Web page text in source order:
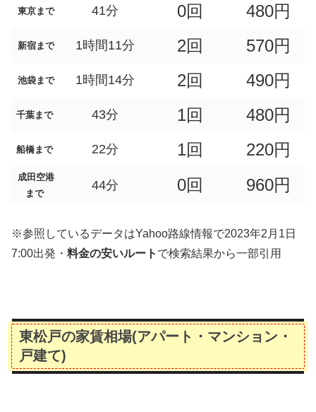
東京まで 41分 0回 480円
新宿まで 1時間11分 2回 570円
池袋まで 1時間14分 2回 490円
千葉まで 43分 1回 480円
船橋まで 22分 1回 220円
成田空港
まで
44分 0回 960円
※参照しているデータはYahoo路線情報で2023年2月1日
7:00出発・ 料金の安いルート で検索結果から一部引用
東松戸の家賃相場(アパート・マンション・
戸建て)